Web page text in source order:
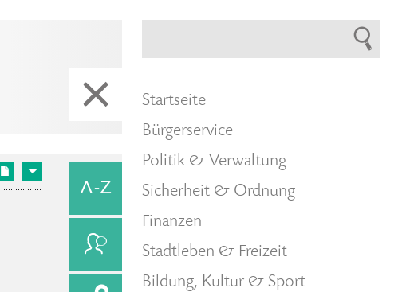
Startseite
Bürgerservice
Politik & Verwaltung
Sicherheit & Ordnung
Finanzen
Stadtleben & Freizeit
Bildung, Kultur & Sport